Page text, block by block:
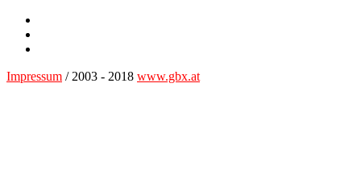
Impressum / 2003 - 2018 www.gbx.at